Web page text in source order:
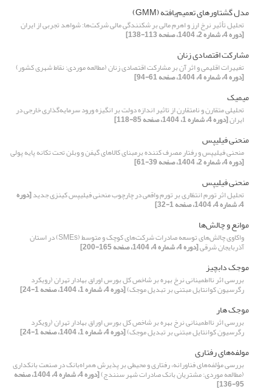
مدل گشتاورهای تعمیم‌یافته (GMM)
تحلیل تأثیر نرخ ارز و اهرم مالی بر شکنندگی مالی شرکت‌ها: شواهد تجربی از ایران
[دوره 4، شماره 2، 1404، صفحه 113-138]
مشارکت اقتصادی زنان
تغییرات اقلیمی و اثر آن بر مشارکت اقتصادی زنان (مطالعه موردی: نقاط شهری کشور)
[دوره 4، شماره 4، 1404، صفحه 61-94]
میمیک
تحلیلی متقارن و نامتقارن از تاثیر اندازه دولت بر انگیزه‌ ورود سرمایه‌گذاری خارجی در
ایران[دوره 4، شماره 1، 1404، صفحه 85-118]
منحنی فیلیپس
منحنی فیلیپس و رفتار مصرف ‏کننده برمبنای کالاهای گیفن و وبلن تحت تکانه‏ پایه پولی
[دوره 4، شماره 2، 1404، صفحه 39-61]
منحنی فیلیپس
تحلیل اثر تورم انتظاری بر تورم واقعی در چارچوب منحنی فیلیپس کینزی جدید[دوره
4، شماره 4، 1404، صفحه 1-32]
موانع و چالش‌ها
واکاوی چالش‌های توسعه صادرات شرکت‌های کوچک و متوسط (SMEs) در استان
آذربایجان شرقی[دوره 4، شماره 4، 1404، صفحه 165-200]
موجک دابچیز
بررسی اثر نااطمینانی نرخ بهره بر شاخص کل بورس اوراق بهادار تهران (رویکرد
رگرسیون کوانتایل مبتنی بر تبدیل موجک)[دوره 4، شماره 1، 1404، صفحه 1-24]
موجک هار
بررسی اثر نااطمینانی نرخ بهره بر شاخص کل بورس اوراق بهادار تهران (رویکرد
رگرسیون کوانتایل مبتنی بر تبدیل موجک)[دوره 4، شماره 1، 1404، صفحه 1-24]
مولفه‌های رفتاری
بررسی مؤلفه‌های فناورانه، رفتاری و محیطی بر پذیرش همراه‌بانک در صنعت بانکداری
(مطالعه موردی: مشتریان بانک صادرات شهر سنندج) [دوره 4، شماره 4، 1404، صفحه
95-136]